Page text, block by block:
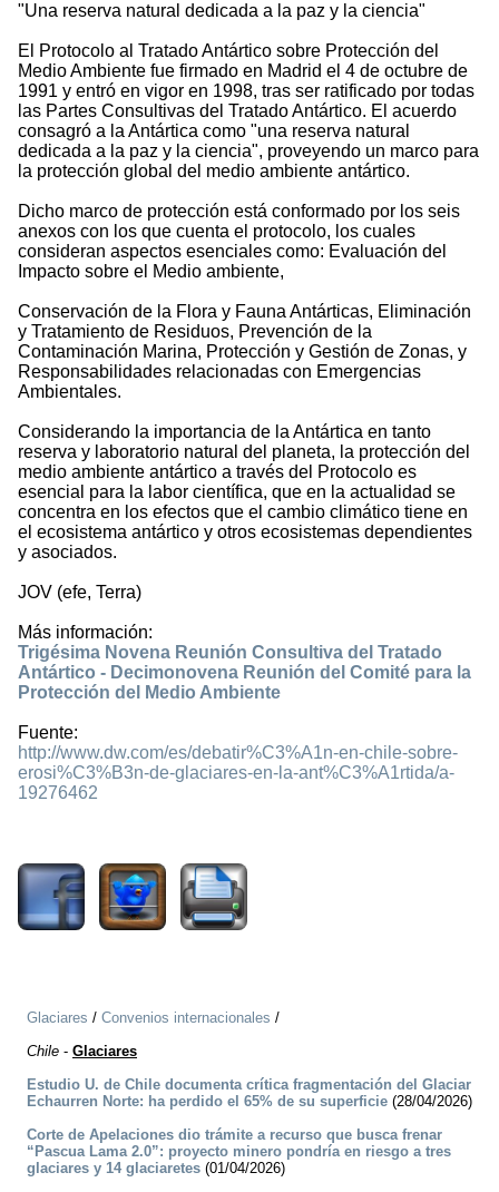
"Una reserva natural dedicada a la paz y la ciencia"
El Protocolo al Tratado Antártico sobre Protección del
Medio Ambiente fue firmado en Madrid el 4 de octubre de
1991 y entró en vigor en 1998, tras ser ratificado por todas
las Partes Consultivas del Tratado Antártico. El acuerdo
consagró a la Antártica como "una reserva natural
dedicada a la paz y la ciencia", proveyendo un marco para
la protección global del medio ambiente antártico.
Dicho marco de protección está conformado por los seis
anexos con los que cuenta el protocolo, los cuales
consideran aspectos esenciales como: Evaluación del
Impacto sobre el Medio ambiente,
Conservación de la Flora y Fauna Antárticas, Eliminación
y Tratamiento de Residuos, Prevención de la
Contaminación Marina, Protección y Gestión de Zonas, y
Responsabilidades relacionadas con Emergencias
Ambientales.
Considerando la importancia de la Antártica en tanto
reserva y laboratorio natural del planeta, la protección del
medio ambiente antártico a través del Protocolo es
esencial para la labor científica, que en la actualidad se
concentra en los efectos que el cambio climático tiene en
el ecosistema antártico y otros ecosistemas dependientes
y asociados.
JOV (efe, Terra)
Más información:
Trigésima Novena Reunión Consultiva del Tratado
Antártico - Decimonovena Reunión del Comité para la
Protección del Medio Ambiente
Fuente:
http://www.dw.com/es/debatir%C3%A1n-en-chile-sobre-
erosi%C3%B3n-de-glaciares-en-la-ant%C3%A1rtida/a-
19276462
Glaciares / Convenios internacionales /
Chile - Glaciares
Estudio U. de Chile documenta crítica fragmentación del Glaciar
Echaurren Norte: ha perdido el 65% de su superficie (28/04/2026)
Corte de Apelaciones dio trámite a recurso que busca frenar
“Pascua Lama 2.0”: proyecto minero pondría en riesgo a tres
glaciares y 14 glaciaretes (01/04/2026)